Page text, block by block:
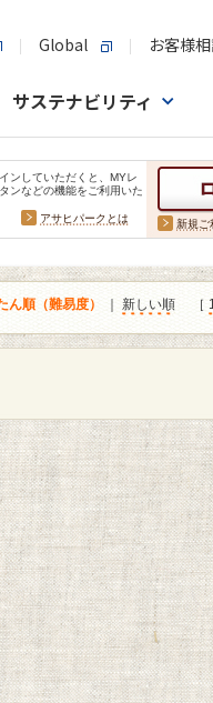
Global お客様
サステナビリティ
ンしていただくと、MYレ
ンなどの機能をご利用いた
アサヒパークとは 新規ご
ん順（難易度） 新しい順 ［